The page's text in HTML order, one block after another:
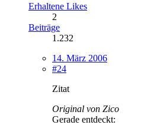
Erhaltene Likes
2
Beiträge
1.232
14. März 2006
#24
Zitat
Original von Zico
Gerade entdeckt: